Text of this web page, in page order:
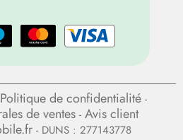
Politique de confidentialité -
de ventes - Avis client
- DUNS : 277143778